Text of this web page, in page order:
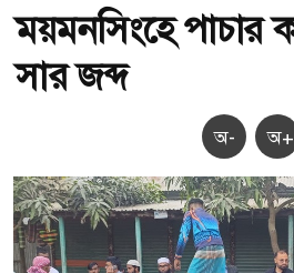
ময়মনসিংহে পাচার
সার জব্দ
অ- অ+